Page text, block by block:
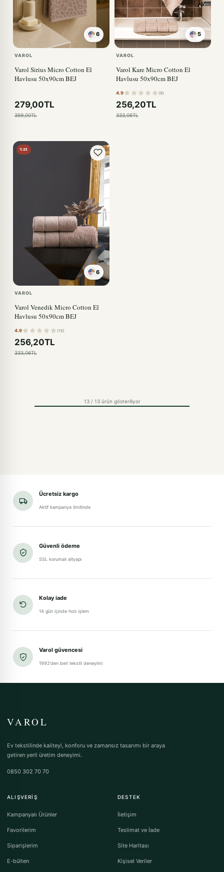
6
VAROL
Varol Sirius Micro Cotton El
Havlusu 50x90cm BEJ
279,00TL
359,00TL
5
VAROL
Varol Kare Micro Cotton El
Havlusu 50x90cm BEJ
4.9 (9)
256,20TL
333,06TL
%23
6
VAROL
Varol Venedik Micro Cotton El
Havlusu 50x90cm BEJ
4.9 (15)
256,20TL
333,06TL
13 / 13 ürün gösteriliyor
Ücretsiz kargo
Aktif kampanya limitinde
Güvenli ödeme
SSL korumalı altyapı
Kolay iade
14 gün içinde hızlı işlem
Varol güvencesi
1992'den beri tekstil deneyimi
VAROL
Ev tekstilinde kaliteyi, konforu ve zamansız tasarımı bir araya
getiren yerli üretim deneyimi.
0850 302 70 70
ALIŞVERIŞ
Kampanyalı Ürünler
Favorilerim
Siparişlerim
E-bülten
DESTEK
İletişim
Teslimat ve İade
Site Haritası
Kişisel Veriler